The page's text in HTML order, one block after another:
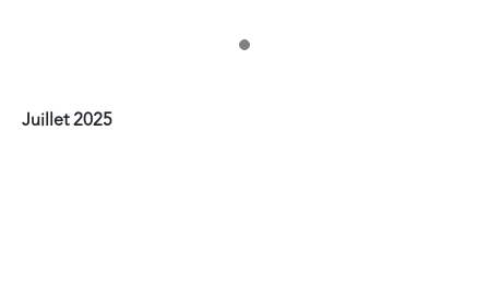
Juillet 2025